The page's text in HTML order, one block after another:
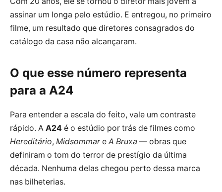
assinar um longa pelo estúdio. E entregou, no primeiro
filme, um resultado que diretores consagrados do
catálogo da casa não alcançaram.
O que esse número representa
para a A24
Para entender a escala do feito, vale um contraste
rápido. A A24 é o estúdio por trás de filmes como
Hereditário, Midsommare A Bruxa — obras que
definiram o tom do terror de prestígio da última
década. Nenhuma delas chegou perto dessa marca
nas bilheterias.